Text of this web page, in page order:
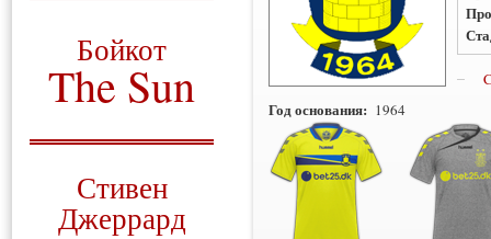
Бойкот
The Sun
Стивен
Джеррард
Год основания: 1964